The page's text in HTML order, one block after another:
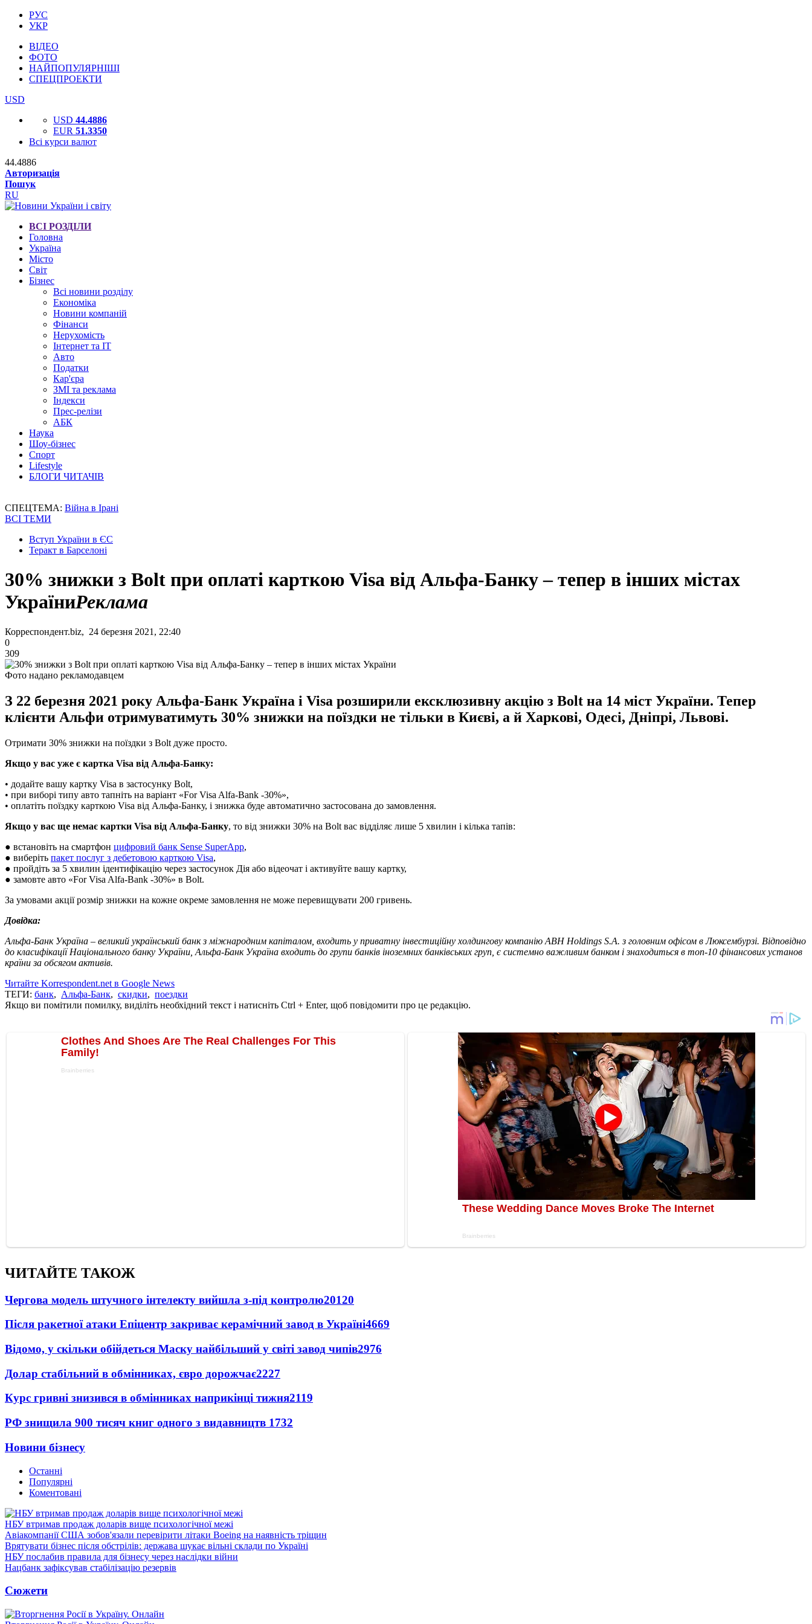
РУС
УКР
ВІДЕО
ФОТО
НАЙПОПУЛЯРНІШІ
СПЕЦПРОЕКТИ
USD
USD 44.4886
EUR 51.3350
Всі курси валют
44.4886
Авторизація
Пошук
RU
ВСІ РОЗДІЛИ
Головна
Україна
Місто
Світ
Бізнес
Всі новини розділу
Економіка
Новини компаній
Фінанси
Нерухомість
Інтернет та IT
Авто
Податки
Кар'єра
ЗМІ та реклама
Індекси
Прес-релізи
АБК
Наука
Шоу-бізнес
Спорт
Lifestyle
БЛОГИ ЧИТАЧІВ
СПЕЦТЕМА: Війна в Ірані
ВСІ ТЕМИ
Вступ України в ЄС
Теракт в Барселоні
30% знижки з Bolt при оплаті карткою Visa від Альфа-Банку – тепер в інших містах
УкраїниРеклама
Корреспондент.biz, 24 березня 2021, 22:40
0
309
Фото надано рекламодавцем
З 22 березня 2021 року Альфа-Банк Україна і Visa розширили ексклюзивну акцію з Bolt на 14 міст України. Тепер
клієнти Альфи отримуватимуть 30% знижки на поїздки не тільки в Києві, а й Харкові, Одесі, Дніпрі, Львові.
Отримати 30% знижки на поїздки з Bolt дуже просто.
Якщо у вас уже є картка Visa від Альфа-Банку:
• додайте вашу картку Visa в застосунку Bolt,
• при виборі типу авто тапніть на варіант «For Visa Alfa-Bank -30%»,
• оплатіть поїздку карткою Visa від Альфа-Банку, і знижка буде автоматично застосована до замовлення.
Якщо у вас ще немає картки Visa від Альфа-Банку, то від знижки 30% на Bolt вас відділяє лише 5 хвилин і кілька тапів:
● встановіть на смартфон цифровий банк Sense SuperApp,
● виберіть пакет послуг з дебетовою карткою Visa,
● пройдіть за 5 хвилин ідентифікацію через застосунок Дія або відеочат і активуйте вашу картку,
● замовте авто «For Visa Alfa-Bank -30%» в Bolt.
За умовами акції розмір знижки на кожне окреме замовлення не може перевищувати 200 гривень.
Довідка:
Альфа-Банк Україна – великий український банк з міжнародним капіталом, входить у приватну інвестиційну холдингову компанію ABH Holdings S.A. з головним офісом в Люксембурзі. Відповідно
до класифікації Національного банку України, Альфа-Банк Україна входить до групи банків іноземних банківських груп, є системно важливим банком і знаходиться в топ-10 фінансових установ
країни за обсягом активів.
Читайте Korrespondent.net в Google News
ТЕГИ: банк, Альфа-Банк, скидки, поездки
Якщо ви помітили помилку, виділіть необхідний текст і натисніть Ctrl + Enter, щоб повідомити про це редакцію.
ЧИТАЙТЕ ТАКОЖ
Чергова модель штучного інтелекту вийшла з-під контролю20120
Після ракетної атаки Епіцентр закриває керамічний завод в Україні4669
Відомо, у скільки обійдеться Маску найбільший у світі завод чипів2976
Долар стабільний в обмінниках, євро дорожчає2227
Курс гривні знизився в обмінниках наприкінці тижня2119
РФ знищила 900 тисяч книг одного з видавництв 1732
Новини бізнесу
Останні
Популярні
Коментовані
НБУ втримав продаж доларів вище психологічної межі
Авіакомпанії США зобов'язали перевірити літаки Boeing на наявність тріщин
Врятувати бізнес після обстрілів: держава шукає вільні склади по Україні
НБУ послабив правила для бізнесу через наслідки війни
Нацбанк зафіксував стабілізацію резервів
Сюжети